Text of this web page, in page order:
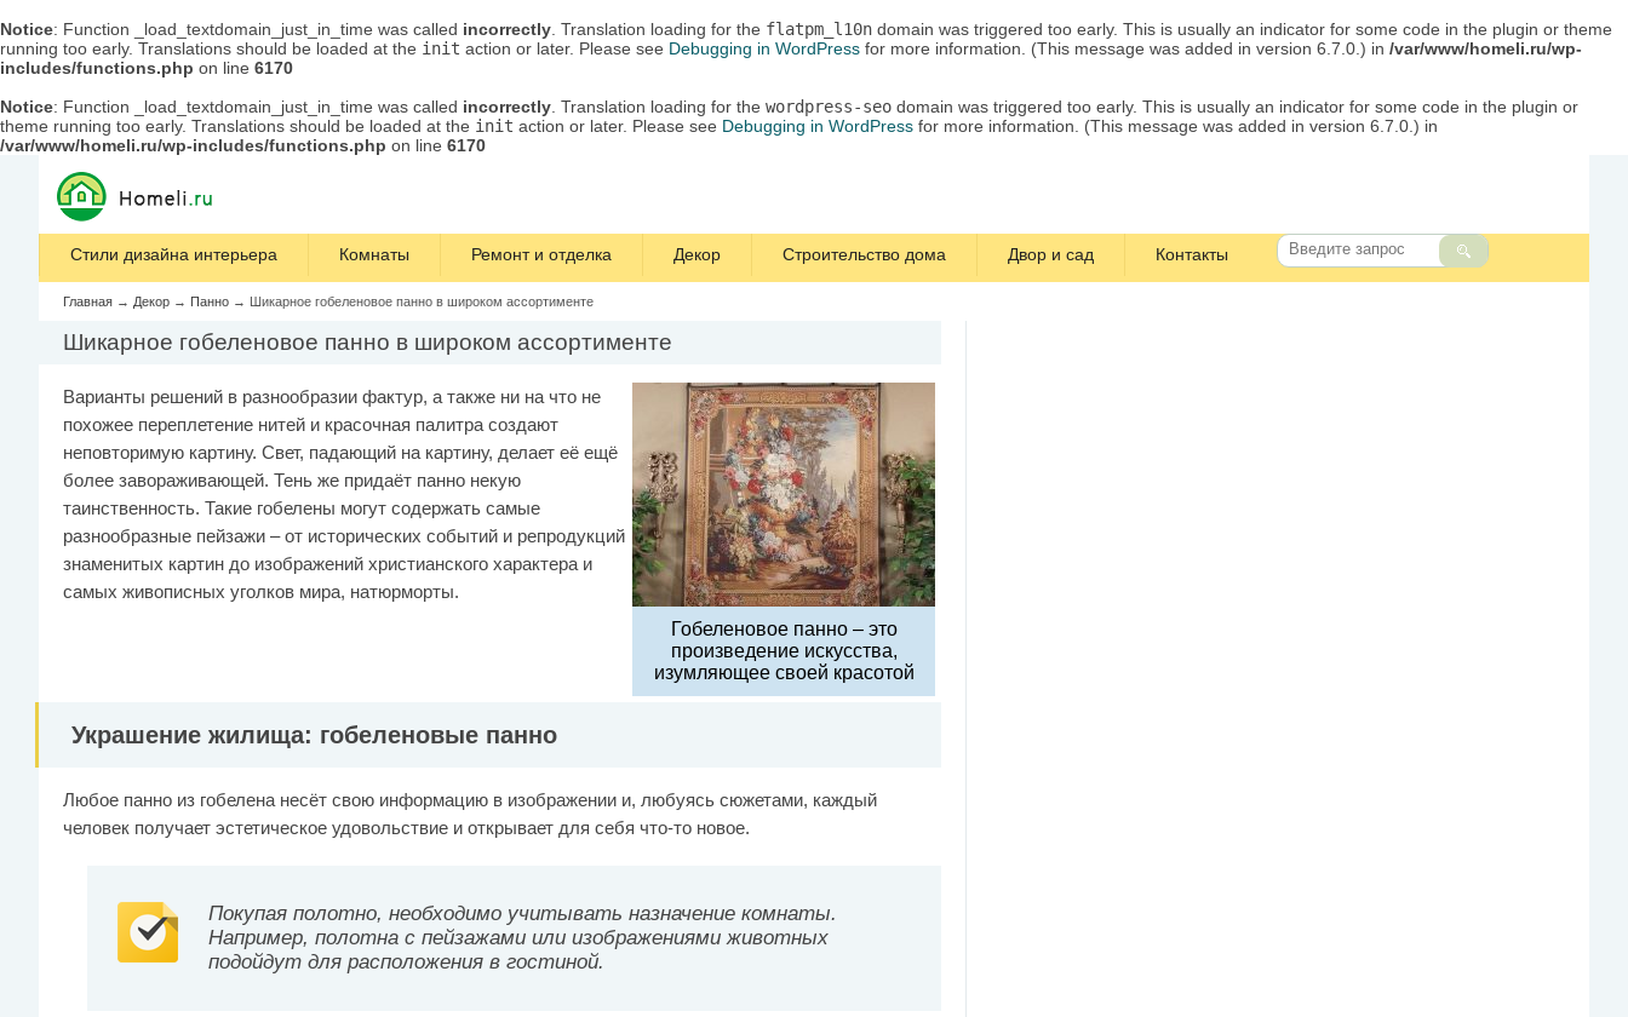
Notice: Function _load_textdomain_just_in_time was called incorrectly . Translation loading for the flatpm_l10n domain was triggered too early. This is usually an indicator for some code in the plugin or theme
running too early. Translations should be loaded at the init action or later. Please see Debugging in WordPress for more information. (This message was added in version 6.7.0.) in /var/www/homeli.ru/wp-
includes/functions.php on line 6170
Notice: Function _load_textdomain_just_in_time was called incorrectly . Translation loading for the wordpress-seo domain was triggered too early. This is usually an indicator for some code in the plugin or
theme running too early. Translations should be loaded at the init action or later. Please see Debugging in WordPress for more information. (This message was added in version 6.7.0.) in
/var/www/homeli.ru/wp-includes/functions.php on line 6170
Стили дизайна интерьера Комнаты Ремонт и отделка Декор Строительство дома Двор и сад Контакты
Главная → Декор → Панно → Шикарное гобеленовое панно в широком ассортименте
Шикарное гобеленовое панно в широком ассортименте
Гобеленовое панно – это
произведение искусства,
изумляющее своей красотой
Варианты решений в разнообразии фактур, а также ни на что не
похожее переплетение нитей и красочная палитра создают
неповторимую картину. Свет, падающий на картину, делает её ещё
более завораживающей. Тень же придаёт панно некую
таинственность. Такие гобелены могут содержать самые
разнообразные пейзажи – от исторических событий и репродукций
знаменитых картин до изображений христианского характера и
самых живописных уголков мира, натюрморты.
Украшение жилища: гобеленовые панно
Любое панно из гобелена несёт свою информацию в изображении и, любуясь сюжетами, каждый
человек получает эстетическое удовольствие и открывает для себя что-то новое.
Покупая полотно, необходимо учитывать назначение комнаты.
Например, полотна с пейзажами или изображениями животных
подойдут для расположения в гостиной.